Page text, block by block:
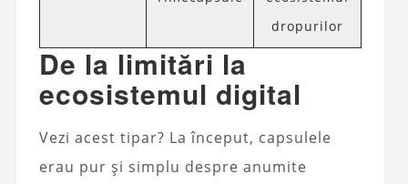
dropurilor
De la limitări la
ecosistemul digital
Vezi acest tipar? La început, capsulele
erau pur și simplu despre anumite